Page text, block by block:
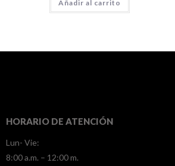
Añadir al carrito
HORARIO DE ATENCIÓN
Lun- Vie:
8:00 a.m. – 12:00 m.